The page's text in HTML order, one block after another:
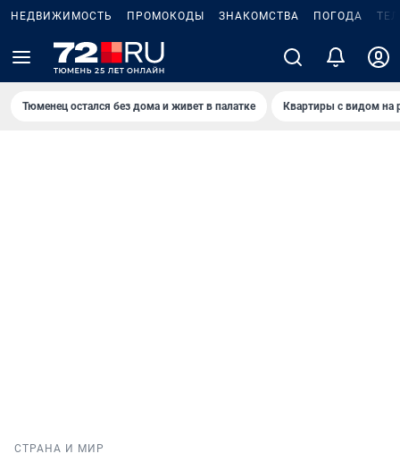
НЕДВИЖИМОСТЬ ПРОМОКОДЫ ЗНАКОМСТВА ПОГОДА
Тюменец остался без дома и живет в палатке Квартиры с видом на
СТРАНА И МИР